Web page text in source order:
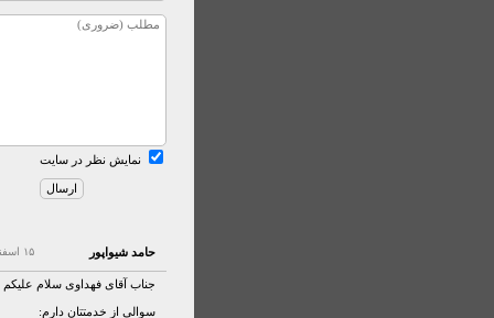
نمایش نظر در سایت
حامد شیواپور ۱۵ اسفند ۱۳۹۱
جناب آقای فهداوی سلام علیکم
سوالی از خدمتتان دارم: